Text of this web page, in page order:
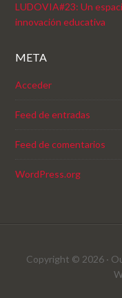
LUDOVIA#23: Un
innovación educativa
META
Acceder
Feed de entradas
Feed de comentarios
WordPress.org
Copyright © 2026 ·